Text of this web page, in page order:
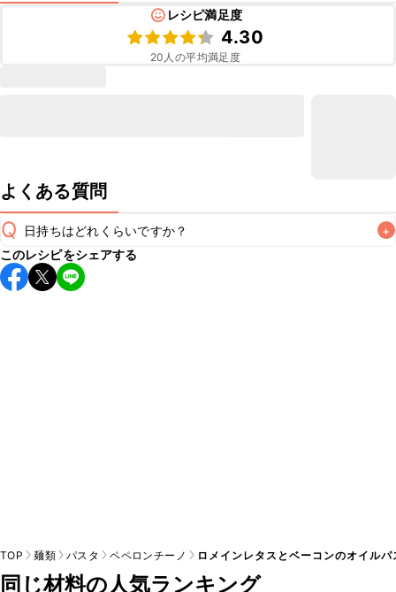
レシピ満足度
4.30
20 人の平均満足度
よくある質問
Q 日持ちはどれくらいですか？ +
こちらのレシピは出来たてをお召し上がりいただくことをお
すすめします。
このレシピをシェアする
TOP 麺類 パスタ ペペロンチーノ ロメインレタスとベーコンのオイルパ
同じ材料の人気ランキング